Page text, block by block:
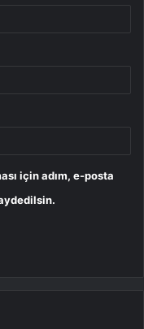
için adım, e-posta